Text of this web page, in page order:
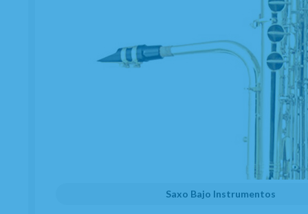
Saxo Bajo Instrumentos